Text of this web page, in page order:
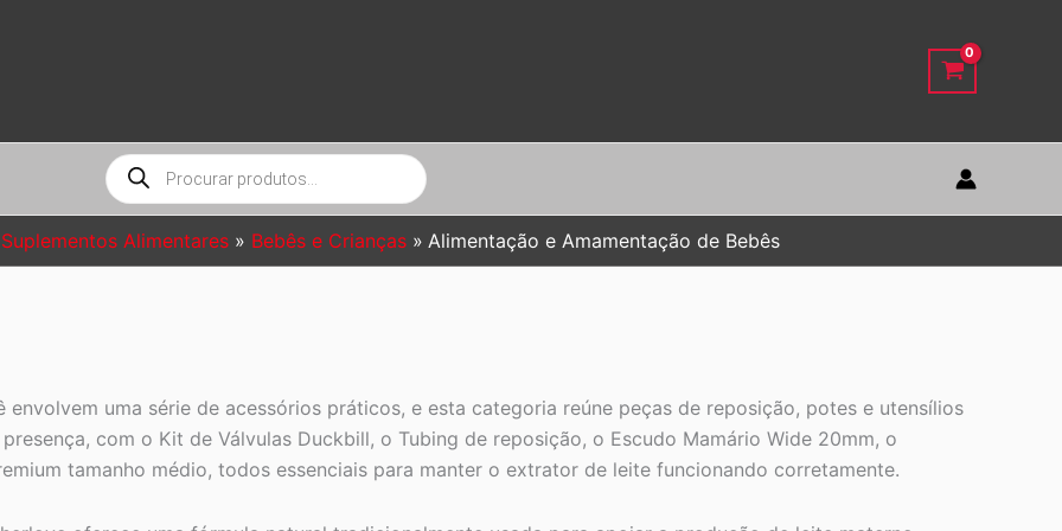
Pesquisar
produtos
Suplementos Alimentares Bebês e Crianças Alimentação e Amamentação de Bebês
uma série de acessórios práticos, e esta categoria reúne peças de reposição, potes e utensílios
com o Kit de Válvulas Duckbill, o Tubing de reposição, o Escudo Mamário Wide 20mm, o
tamanho médio, todos essenciais para manter o extrator de leite funcionando corretamente.